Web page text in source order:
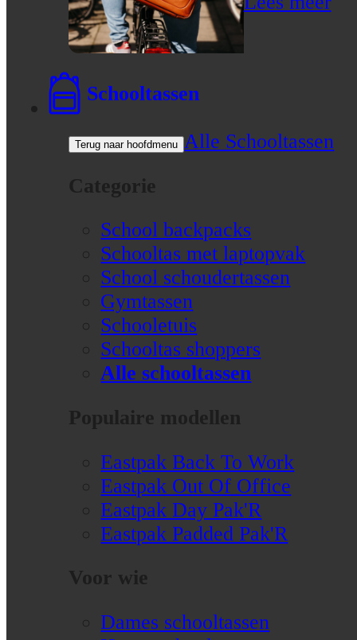
Schooltassen
Terug naar hoofdmenu Alle Schooltassen
Categorie
School backpacks
Schooltas met laptopvak
School schoudertassen
Gymtassen
Schooletuis
Schooltas shoppers
Alle schooltassen
Populaire modellen
Eastpak Back To Work
Eastpak Out Of Office
Eastpak Day Pak'R
Eastpak Padded Pak'R
Voor wie
Dames schooltassen